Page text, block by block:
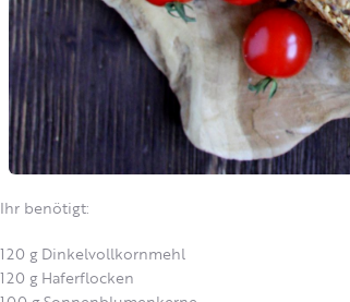
Ihr benötigt:
120 g Dinkelvollkornmehl
120 g Haferflocken